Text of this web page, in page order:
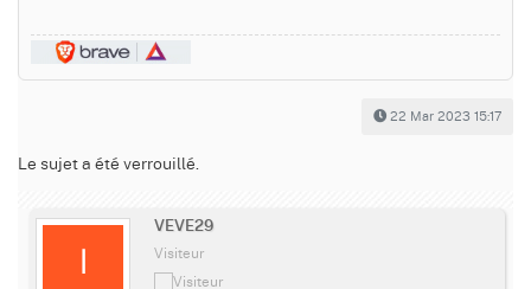
22 Mar 2023 15:17
Le sujet a été verrouillé.
VEVE29
Visiteur